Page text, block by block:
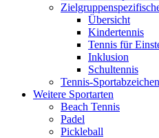
Übersicht
Kindertennis
Tennis für
Inklusion
Schultennis
Tennis-Sportabzeichen
Weitere Sportarten
Beach Tennis
Padel
Pickleball